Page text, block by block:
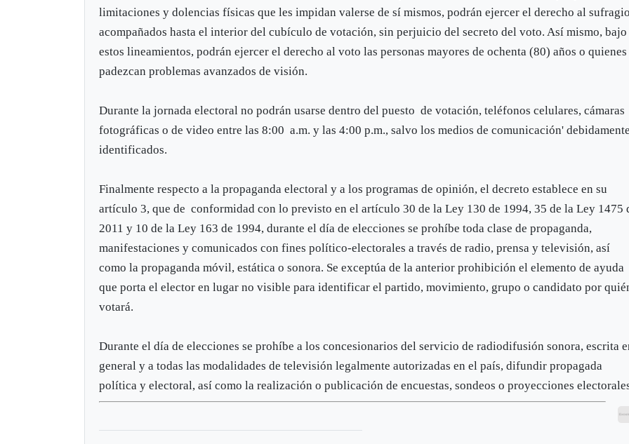
limitaciones y dolencias físicas que les impidan valerse de sí mismos, podrán ejercer el derecho al sufragio
acompañados hasta el interior del cubículo de votación, sin perjuicio del secreto del voto. Así mismo, bajo
estos lineamientos, podrán ejercer el derecho al voto las personas mayores de ochenta (80) años o quienes
padezcan problemas avanzados de visión.
Durante la jornada electoral no podrán usarse dentro del puesto de votación, teléfonos celulares, cámaras
fotográficas o de video entre las 8:00 a.m. y las 4:00 p.m., salvo los medios de comunicación' debidamente
identificados.
Finalmente respecto a la propaganda electoral y a los programas de opinión, el decreto establece en su
artículo 3, que de conformidad con lo previsto en el artículo 30 de la Ley 130 de 1994, 35 de la Ley 1475
2011 y 10 de la Ley 163 de 1994, durante el día de elecciones se prohíbe toda clase de propaganda,
manifestaciones y comunicados con fines político-electorales a través de radio, prensa y televisión, así
como la propaganda móvil, estática o sonora. Se exceptúa de la anterior prohibición el elemento de ayuda
que porta el elector en lugar no visible para identificar el partido, movimiento, grupo o candidato por
votará.
Durante el día de elecciones se prohíbe a los concesionarios del servicio de radiodifusión sonora, escrita
general y a todas las modalidades de televisión legalmente autorizadas en el país, difundir propagada
política y electoral, así como la realización o publicación de encuestas, sondeos o proyecciones